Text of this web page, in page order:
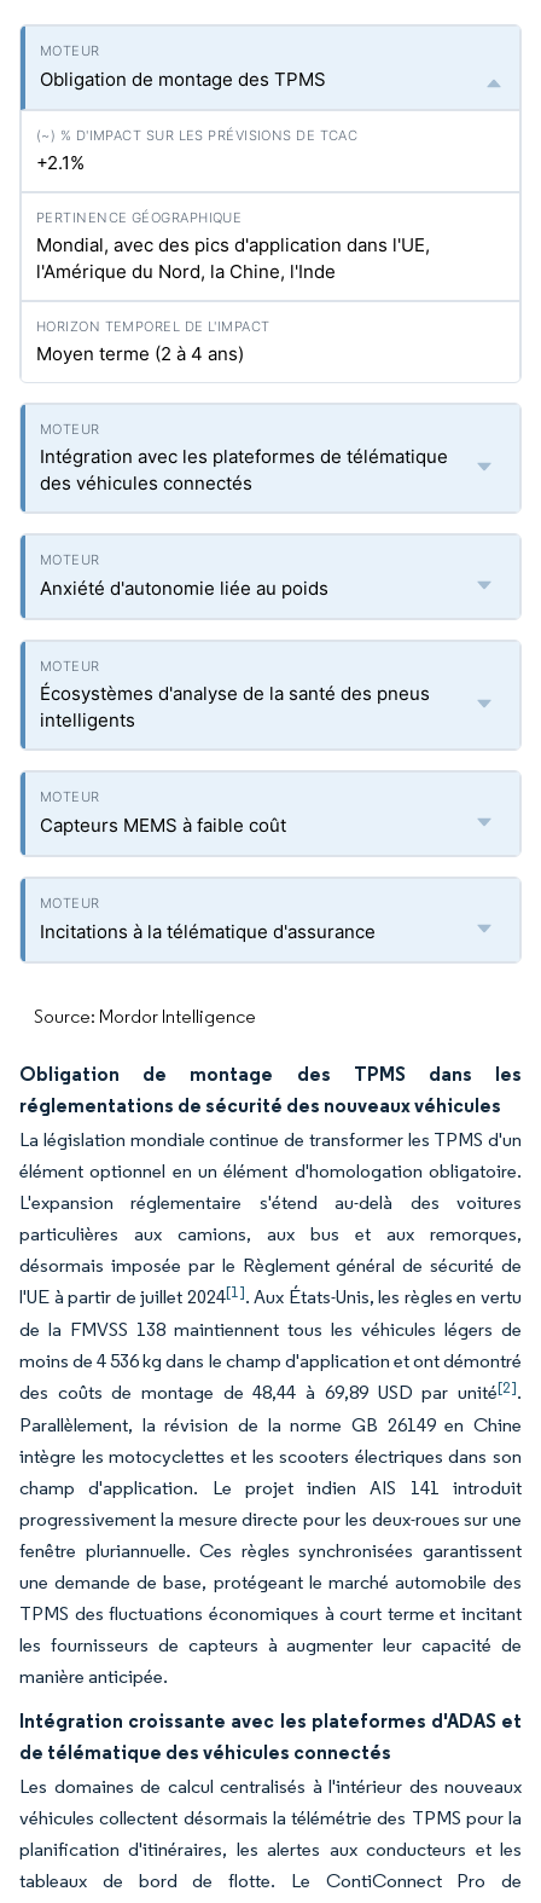
Obligation de montage des TPMS
+2.1%
Mondial, avec des pics d'application dans l'UE,
l'Amérique du Nord, la Chine, l'Inde
Moyen terme (2 à 4 ans)
Intégration avec les plateformes de télématique
des véhicules connectés
Anxiété d'autonomie liée au poids
Écosystèmes d'analyse de la santé des pneus
intelligents
Capteurs MEMS à faible coût
Incitations à la télématique d'assurance
Source: Mordor Intelligence
Obligation de montage des TPMS dans les
réglementations de sécurité des nouveaux véhicules
La législation mondiale continue de transformer les TPMS d'un
élément optionnel en un élément d'homologation obligatoire.
L'expansion réglementaire s'étend au-delà des voitures
particulières aux camions, aux bus et aux remorques,
désormais imposée par le Règlement général de sécurité de
l'UE à partir de juillet 2024[1]. Aux États-Unis, les règles en vertu
de la FMVSS 138 maintiennent tous les véhicules légers de
moins de 4 536 kg dans le champ d'application et ont démontré
des coûts de montage de 48,44 à 69,89 USD par unité[2].
Parallèlement, la révision de la norme GB 26149 en Chine
intègre les motocyclettes et les scooters électriques dans son
champ d'application. Le projet indien AIS 141 introduit
progressivement la mesure directe pour les deux-roues sur une
fenêtre pluriannuelle. Ces règles synchronisées garantissent
une demande de base, protégeant le marché automobile des
TPMS des fluctuations économiques à court terme et incitant
les fournisseurs de capteurs à augmenter leur capacité de
manière anticipée.
Intégration croissante avec les plateformes d'ADAS et
de télématique des véhicules connectés
Les domaines de calcul centralisés à l'intérieur des nouveaux
véhicules collectent désormais la télémétrie des TPMS pour la
planification d'itinéraires, les alertes aux conducteurs et les
tableaux de bord de flotte. Le ContiConnect Pro de